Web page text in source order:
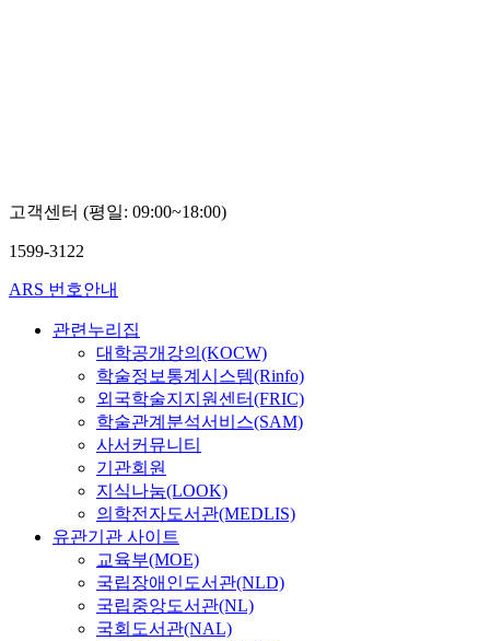
고객센터 (평일: 09:00~18:00)
1599-3122
ARS 번호안내
관련누리집
대학공개강의(KOCW)
학술정보통계시스템(Rinfo)
외국학술지지원센터(FRIC)
학술관계분석서비스(SAM)
사서커뮤니티
기관회원
지식나눔(LOOK)
의학전자도서관(MEDLIS)
유관기관 사이트
교육부(MOE)
국립장애인도서관(NLD)
국립중앙도서관(NL)
국회도서관(NAL)